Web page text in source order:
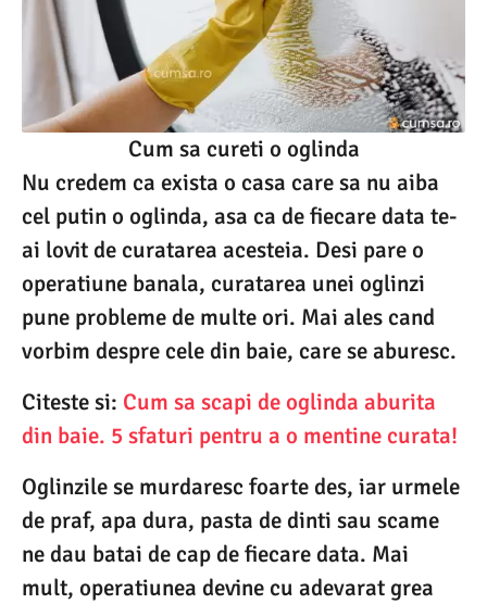
Cum sa cureti o oglinda
Nu credem ca exista o casa care sa nu aiba
cel putin o oglinda, asa ca de fiecare data te-
ai lovit de curatarea acesteia. Desi pare o
operatiune banala, curatarea unei oglinzi
pune probleme de multe ori. Mai ales cand
vorbim despre cele din baie, care se aburesc.
Citeste si: Cum sa scapi de oglinda aburita
din baie. 5 sfaturi pentru a o mentine curata!
Oglinzile se murdaresc foarte des, iar urmele
de praf, apa dura, pasta de dinti sau scame
ne dau batai de cap de fiecare data. Mai
mult, operatiunea devine cu adevarat grea